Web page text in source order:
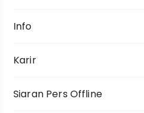
Info
Karir
Siaran Pers Offline